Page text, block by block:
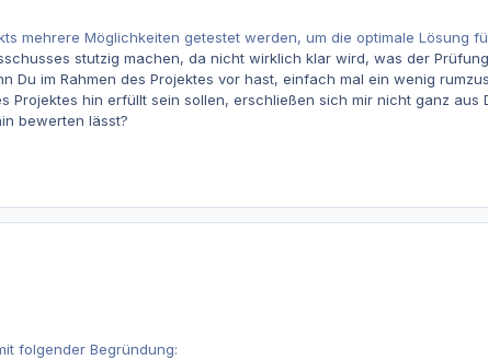
mehrere Möglichkeiten getestet werden, um die optimale Lösung
stutzig machen, da nicht wirklich klar wird, was der
Du im Rahmen des Projektes vor hast, einfach mal ein wenig
Projektes hin erfüllt sein sollen, erschließen sich mir nicht ganz aus
bewerten lässt?
folgender Begründung: